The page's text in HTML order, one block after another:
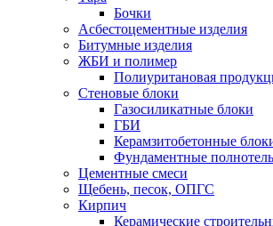
Бочки
Асбестоцементные изделия
Битумные изделия
ЖБИ и полимер
Полиуритановая
Стеновые блоки
Газосиликатные блоки
ГБИ
Керамзитобетонные
Фундаментные
Цементные смеси
Щебень, песок, ОПГС
Кирпич
Керамические